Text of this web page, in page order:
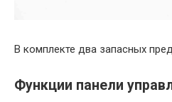
В комплекте два запасных
Функции панели